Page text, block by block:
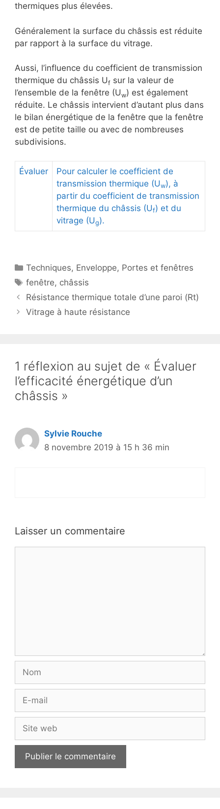
thermiques plus élevées.
Généralement la surface du châssis est réduite
par rapport à la surface du vitrage.
Aussi, l’influence du coefficient de transmission
thermique du châssis Uf sur la valeur de
l’ensemble de la fenêtre (Uw) est également
réduite. Le châssis intervient d’autant plus dans
le bilan énergétique de la fenêtre que la fenêtre
est de petite taille ou avec de nombreuses
subdivisions.
Évaluer
Pour calculer le coefficient de
transmission thermique (Uw), à
partir du coefficient de transmission
thermique du châssis (Uf) et du
vitrage (Ug).
Catégories
Techniques, Enveloppe, Portes et fenêtres
Étiquettes
fenêtre, châssis
Résistance thermique totale d’une paroi (Rt)
Vitrage à haute résistance
1 réflexion au sujet de « Évaluer
l’efficacité énergétique d’un
châssis »
Sylvie Rouche
8 novembre 2019 à 15 h 36 min
Laisser un commentaire
Nom
Site
web